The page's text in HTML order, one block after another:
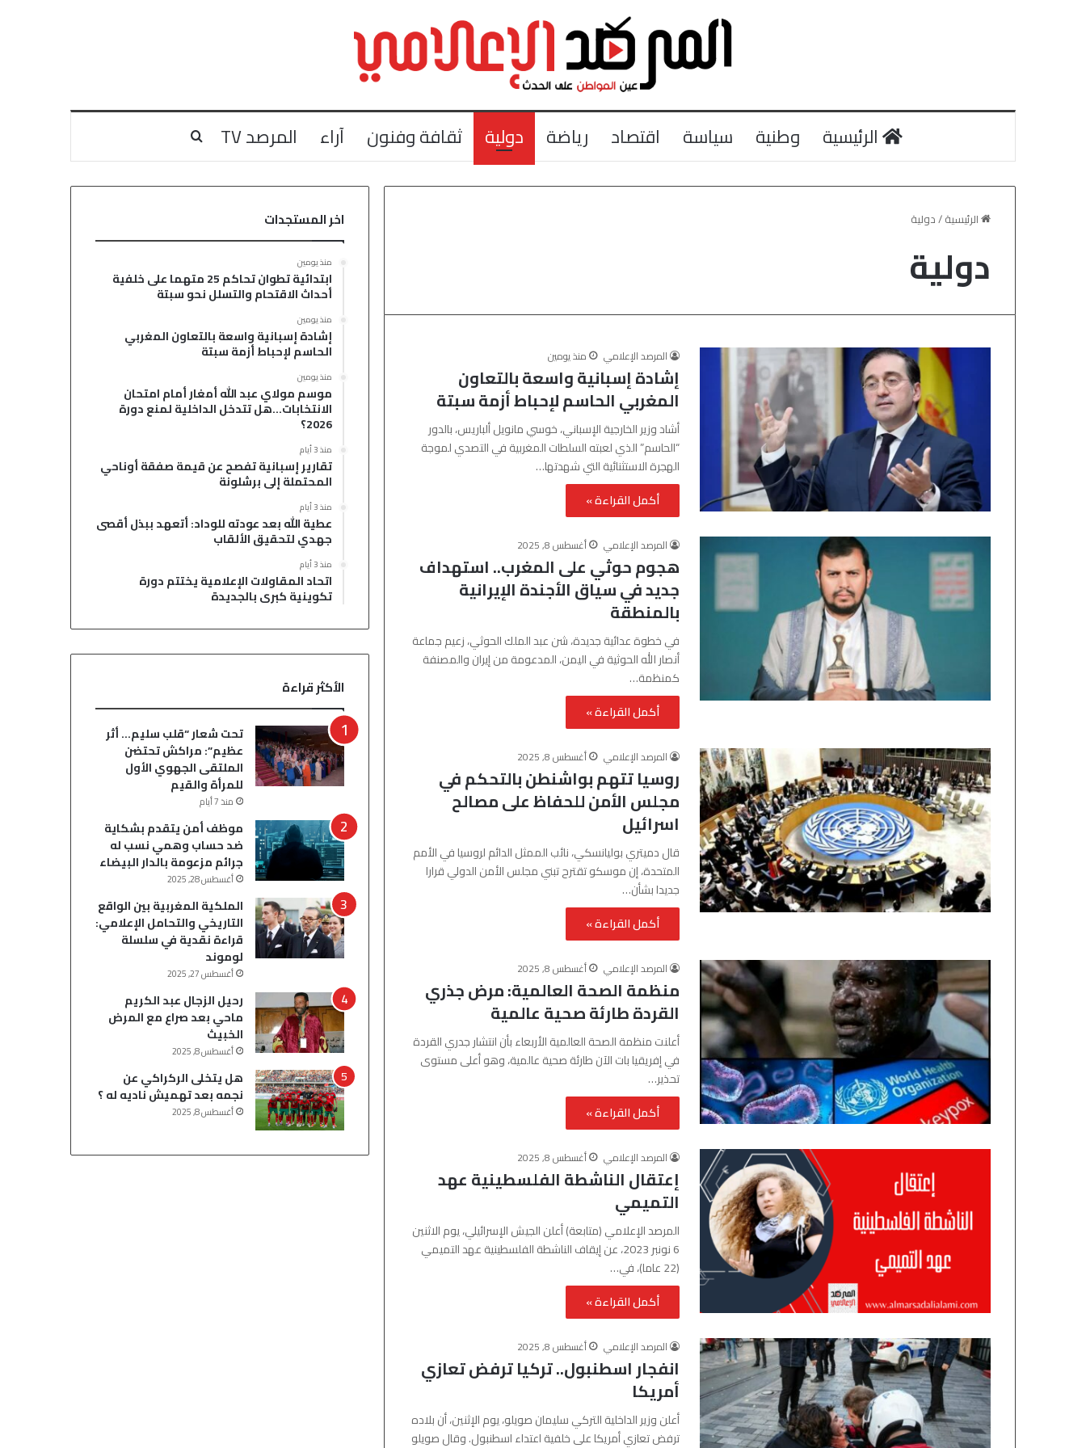
الرئيسية وطنية سياسة اقتصاد رياضة دولية ثقافة وفنون آراء المرصد TV بحث عن
الرئيسية/دولية
دولية
المرصد الإعلامي منذ يومين
إشادة إسبانية واسعة بالتعاون
المغربي الحاسم لإحباط أزمة سبتة
أشاد وزير الخارجية الإسباني، خوسي مانويل ألباريس، بالدور
“الحاسم” الذي لعبته السلطات المغربية في التصدي لموجة
الهجرة الاستثنائية التي شهدتها…
أكمل القراءة »
المرصد الإعلامي أغسطس 8, 2025
هجوم حوثي على المغرب.. استهداف
جديد في سياق الأجندة الإيرانية
بالمنطقة
في خطوة عدائية جديدة، شن عبد الملك الحوثي، زعيم جماعة
أنصار الله الحوثية في اليمن، المدعومة من إيران والمصنفة
كمنظمة…
أكمل القراءة »
المرصد الإعلامي أغسطس 8, 2025
روسيا تتهم بواشنطن بالتحكم في
مجلس الأمن للحفاظ على مصالح
اسرائيل
قال دميتري بوليانسكي، نائب الممثل الدائم لروسيا في الأمم
المتحدة، إن موسكو تقترح تبني مجلس الأمن الدولي قرارا
جديدا بشأن…
أكمل القراءة »
المرصد الإعلامي أغسطس 8, 2025
منظمة الصحة العالمية: مرض جذري
القردة طارئة صحية عالمية
أعلنت منظمة الصحة العالمية الأربعاء بأن انتشار جدري القردة
في إفريقيا بات الآن طارئة صحية عالمية، وهو أعلى مستوى
تحذير…
أكمل القراءة »
المرصد الإعلامي أغسطس 8, 2025
إعتقال الناشطة الفلسطينية عهد
التميمي
المرصد الإعلامي (متابعة) أعلن الجيش الإسرائيلي، يوم الاثنين
6 نونبر 2023، عن إيقاف الناشطة الفلسطينية عهد التميمي
(22 عاما)، في…
أكمل القراءة »
المرصد الإعلامي أغسطس 8, 2025
انفجار اسطنبول.. تركيا ترفض تعازي
أمريكا
أعلن وزير الداخلية التركي سليمان صويلو، يوم الإثنين، أن بلاده
ترفض تعازي أمريكا على خلفية اعتداء اسطنبول. وقال صويلو
اخر المستجدات
منذ يومين
ابتدائية تطوان تحاكم 25 متهما على خلفية
أحداث الاقتحام والتسلل نحو سبتة
منذ يومين
إشادة إسبانية واسعة بالتعاون المغربي
الحاسم لإحباط أزمة سبتة
منذ يومين
موسم مولاي عبد الله أمغار أمام امتحان
الانتخابات…هل تتدخل الداخلية لمنع دورة
2026؟
منذ 3 أيام
تقارير إسبانية تفصح عن قيمة صفقة أوناحي
المحتملة إلى برشلونة
منذ 3 أيام
عطية الله بعد عودته للوداد: أتعهد ببذل أقصى
جهدي لتحقيق الألقاب
منذ 3 أيام
اتحاد المقاولات الإعلامية يختتم دورة
تكوينية كبرى بالجديدة
الأكثر قراءة
تحت شعار “قلب سليم… أثر
عظيم”: مراكش تحتضن
الملتقى الجهوي الأول
للمرأة والقيم
منذ 7 أيام
موظف أمن يتقدم بشكاية
ضد حساب وهمي نسب له
جرائم مزعومة بالدار البيضاء
أغسطس 28, 2025
الملكية المغربية بين الواقع
التاريخي والتحامل الإعلامي:
قراءة نقدية في سلسلة
لوموند
أغسطس 27, 2025
رحيل الزجال عبد الكريم
ماحي بعد صراع مع المرض
الخبيث
أغسطس 8, 2025
هل يتخلى الركراكي عن
نجمه بعد تهميش ناديه له ؟
أغسطس 8, 2025